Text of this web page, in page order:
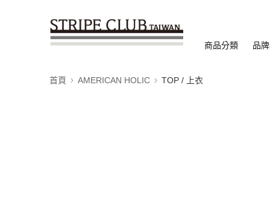
商品分類 品
首頁 AMERICAN HOLIC TOP / 上衣